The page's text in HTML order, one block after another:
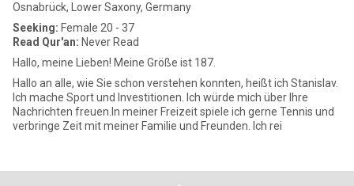
Osnabrück, Lower Saxony, Germany
Seeking: Female 20 - 37
Read Qur'an: Never Read
Hallo, meine Lieben! Meine Größe ist 187.
Hallo an alle, wie Sie schon verstehen konnten, heißt ich Stanislav.
Ich mache Sport und Investitionen. Ich würde mich über Ihre
Nachrichten freuen.In meiner Freizeit spiele ich gerne Tennis und
verbringe Zeit mit meiner Familie und Freunden. Ich rei